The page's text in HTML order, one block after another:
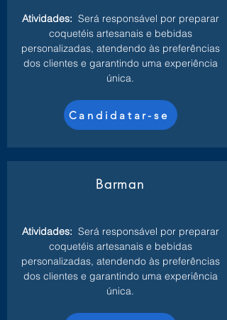
Atividades: Será responsável por preparar
coquetéis artesanais e bebidas
personalizadas, atendendo às preferências
dos clientes e garantindo uma experiência
única.
Candidatar-se
Barman
Atividades: Será responsável por preparar
coquetéis artesanais e bebidas
personalizadas, atendendo às preferências
dos clientes e garantindo uma experiência
única.